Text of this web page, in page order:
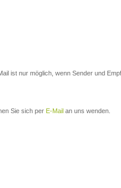
ist nur möglich, wenn Sender und
Sie sich per E-Mail an uns wenden.